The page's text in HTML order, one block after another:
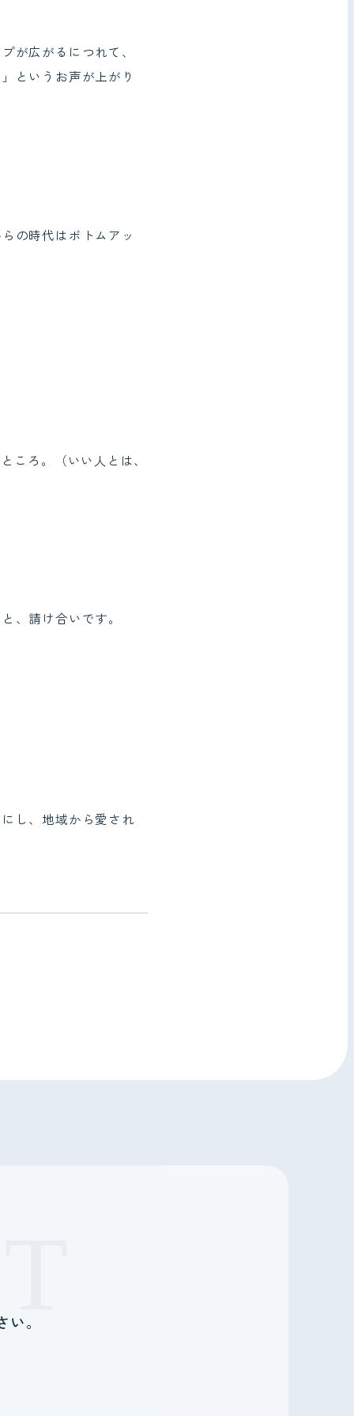
が広がるにつれて、
というお声が上がり
の時代はボトムアッ
ころ。（いい人とは、
、請け合いです。
し、地域から愛され
。